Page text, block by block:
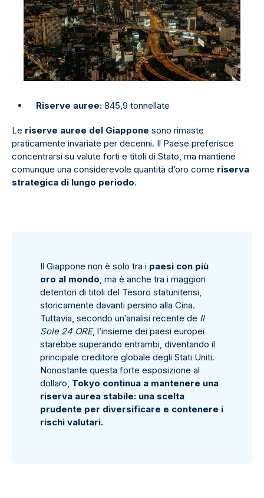
Riserve auree: 845,9 tonnellate
Le riserve auree del Giappone sono rimaste
praticamente invariate per decenni. Il Paese preferisce
concentrarsi su valute forti e titoli di Stato, ma mantiene
comunque una considerevole quantità d’oro come riserva
strategica di lungo periodo.
Il Giappone non è solo tra i paesi con più
oro al mondo, ma è anche tra i maggiori
detentori di titoli del Tesoro statunitensi,
storicamente davanti persino alla Cina.
Tuttavia, secondo un’analisi recente de Il
Sole 24 ORE, l’insieme dei paesi europei
starebbe superando entrambi, diventando il
principale creditore globale degli Stati Uniti.
Nonostante questa forte esposizione al
dollaro, Tokyo continua a mantenere una
riserva aurea stabile: una scelta
prudente per diversificare e contenere i
rischi valutari.